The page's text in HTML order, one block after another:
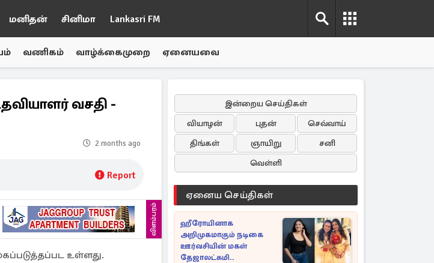
மனிதன் சினிமா Lankasri FM
வணிகம் வாழ்க்கைமுறை ஏனையவை
வசதி -
2 months ago
Report
விளம்பரம்
உள்ளது.
இன்றைய செய்திகள்
வியாழன்
புதன்
செவ்வாய்
திங்கள்
ஞாயிறு
சனி
வெள்ளி
ஏனைய செய்திகள்
ஹீரோயினாக
அறிமுகமாகும் நடிகை
ஊர்வசியின் மகள்
தேஜாலட்சுமி..